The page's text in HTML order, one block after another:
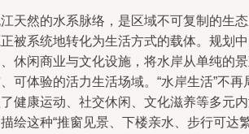
天然的水系脉络，是区域不可复制的生
被系统地转化为生活方式的载体。规划
休闲商业与文化设施，将水岸从单纯的
可体验的活力生活场域。“水岸生活”不
健康运动、社交休闲、文化滋养等多元
绘这种“推窗见景、下楼亲水、步行可达